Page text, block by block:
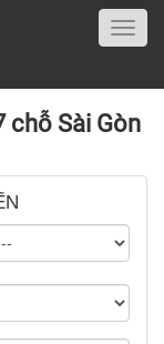
chỗ Sài Gòn